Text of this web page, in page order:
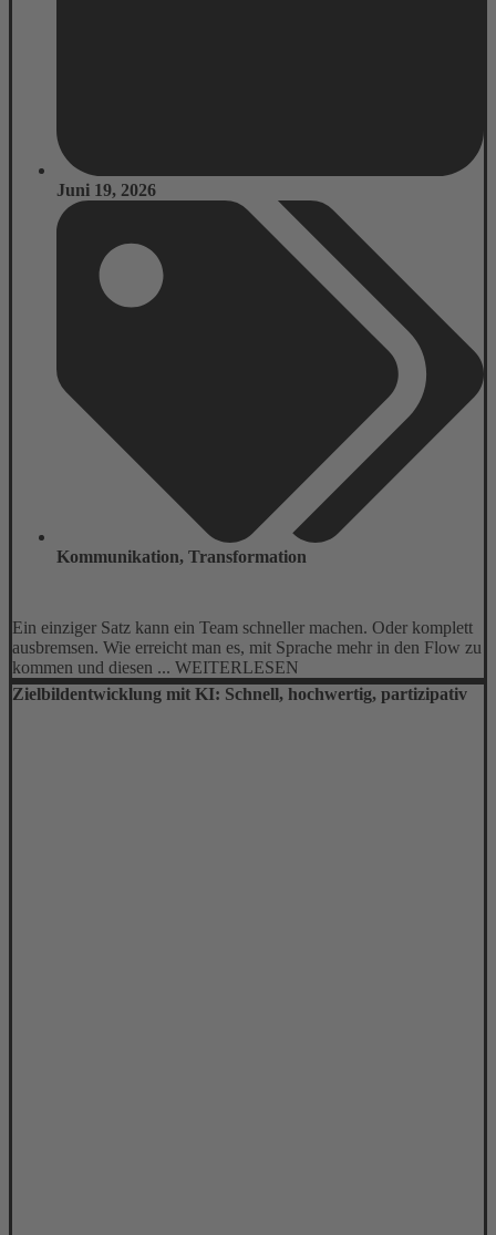
Juni 19, 2026
Kommunikation, Transformation
Ein einziger Satz kann ein Team schneller machen. Oder komplett
ausbremsen. Wie erreicht man es, mit Sprache mehr in den Flow zu
kommen und diesen ... WEITERLESEN
Zielbildentwicklung mit KI: Schnell, hochwertig, partizipativ